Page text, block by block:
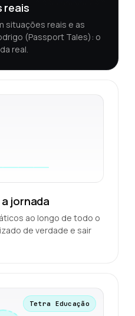
reais
situações reais e as
(Passport Tales): o
real.
jornada
ao longo de todo o
de verdade e sair
Tetra Educação